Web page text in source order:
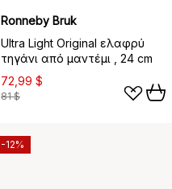
Ronneby Bruk
Ultra Light Original ελαφρύ
τηγάνι από μαντέμι , 24 cm
72,99 $
81 $
-12%